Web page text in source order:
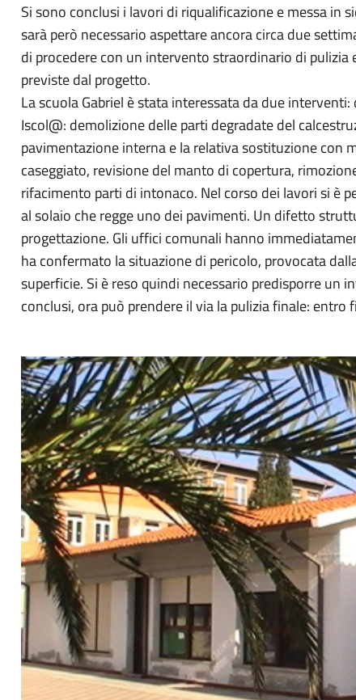
Si sono conclusi i lavori di riqualificazione e messa in
sarà però necessario aspettare ancora circa due
di procedere con un intervento straordinario di
previste dal progetto.
La scuola Gabriel è stata interessata da due
Iscol@: demolizione delle parti degradate del
pavimentazione interna e la relativa sostituzione con
caseggiato, revisione del manto di copertura,
rifacimento parti di intonaco. Nel corso dei lavori si è
al solaio che regge uno dei pavimenti. Un difetto
progettazione. Gli uffici comunali hanno
ha confermato la situazione di pericolo, provocata
superficie. Si è reso quindi necessario predisporre un
conclusi, ora può prendere il via la pulizia finale: